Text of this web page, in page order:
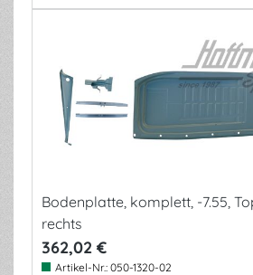
Bodenplatte, komplett, -7.55,
rechts
362,02 €
Artikel-Nr.: 050-1320-02